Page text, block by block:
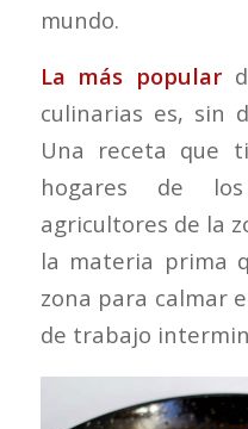
mundo.
La más popular
culinarias es, sin
Una receta que
hogares de
agricultores de la
la materia prima
zona para calmar
de trabajo